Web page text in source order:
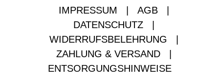
IMPRESSUM AGB
DATENSCHUTZ
WIDERRUFSBELEHRUNG
ZAHLUNG & VERSAND
ENTSORGUNGSHINWEISE